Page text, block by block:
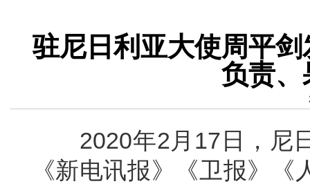
驻尼日利亚大使周平
负责、
2020年2月17日，尼日
《新电讯报》《卫报》